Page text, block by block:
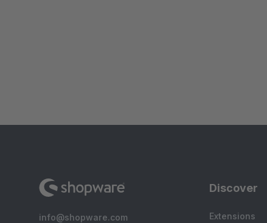
info@shopware.com
Discover
Extensions